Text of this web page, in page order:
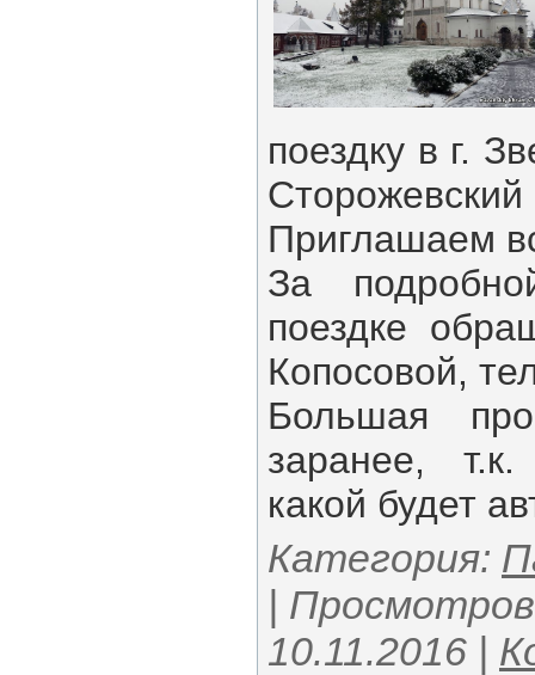
поездку в г.
Приглашаем
За
поездке
Копосовой,
Большая
заранее,
какой будет
Категория:
|
10.11.2016 |